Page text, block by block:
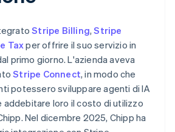
Stripe Billing,Stripe
Taxper offrire il suo servizio in
primo giorno. L'azienda aveva
Stripe Connect, in modo che
potessero sviluppare agenti di IA
addebitare loro il costo di utilizzo
Nel dicembre 2025, Chipp ha